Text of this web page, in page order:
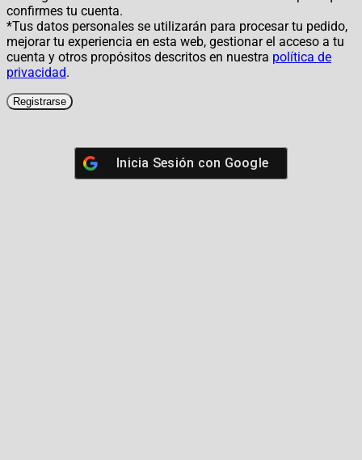
confirmes tu cuenta.
*Tus datos personales se utilizarán para procesar tu pedido,
mejorar tu experiencia en esta web, gestionar el acceso a tu
cuenta y otros propósitos descritos en nuestra política de
privacidad.
Registrarse
Inicia Sesión con Google